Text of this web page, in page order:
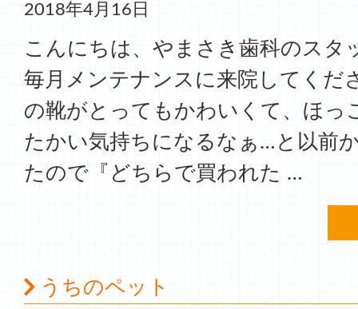
2018年4月16日
こんにちは、やまさき歯科のス
毎月メンテナンスに来院してくだ
の靴がとってもかわいくて、ほっ
たかい気持ちになるなぁ…と以前
たので『どちらで買われた …
うちのペット